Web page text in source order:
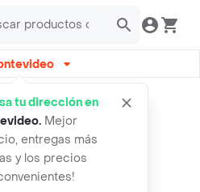
tu dirección en
. Mejor
entregas más
y los precios
de tocador